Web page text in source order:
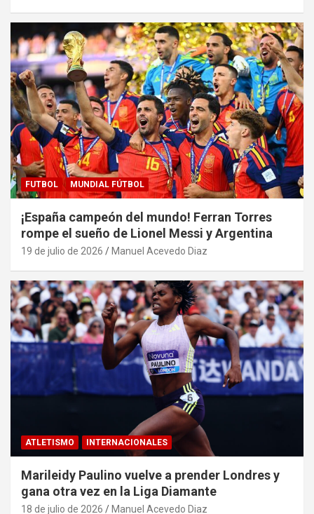
FUTBOL MUNDIAL FÚTBOL
¡España campeón del mundo! Ferran Torres
rompe el sueño de Lionel Messi y Argentina
19 de julio de 2026 Manuel Acevedo Diaz
ATLETISMO INTERNACIONALES
Marileidy Paulino vuelve a prender Londres y
gana otra vez en la Liga Diamante
18 de julio de 2026 Manuel Acevedo Diaz